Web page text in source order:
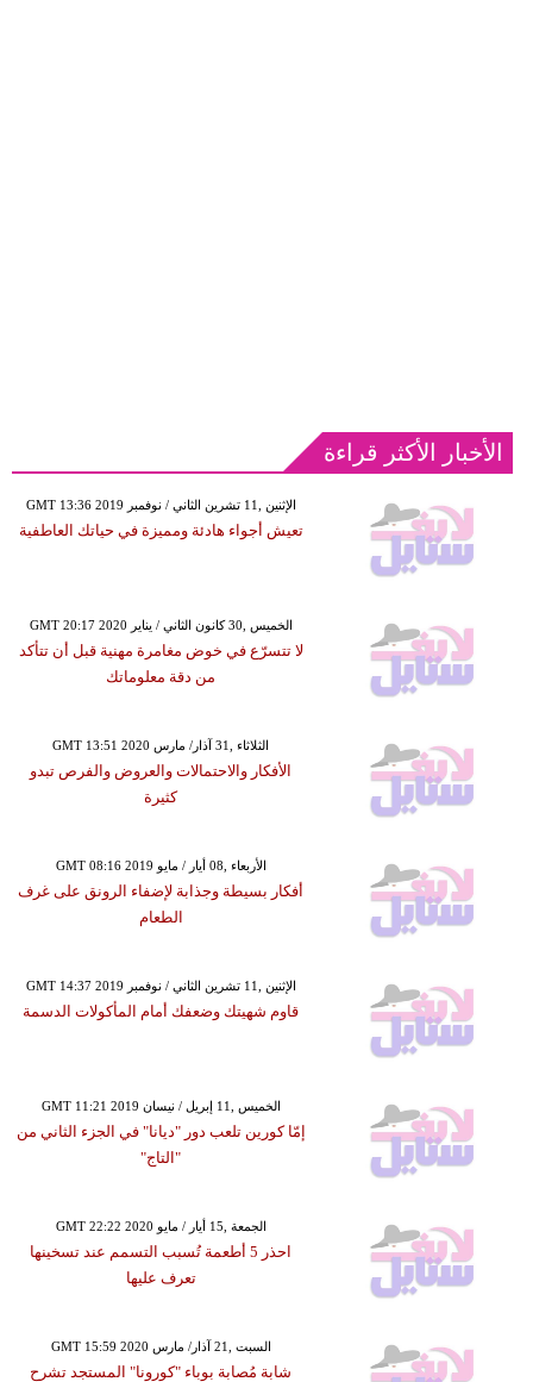
الأخبار الأكثر قراءة
GMT 13:36 2019 الإثنين ,11 تشرين الثاني / نوفمبر
تعيش أجواء هادئة ومميزة في حياتك العاطفية
GMT 20:17 2020 الخميس ,30 كانون الثاني / يناير
لا تتسرّع في خوض مغامرة مهنية قبل أن تتأكد
من دقة معلوماتك
GMT 13:51 2020 الثلاثاء ,31 آذار/ مارس
الأفكار والاحتمالات والعروض والفرص تبدو
كثيرة
GMT 08:16 2019 الأربعاء ,08 أيار / مايو
أفكار بسيطة وجذابة لإضفاء الرونق على غرف
الطعام
GMT 14:37 2019 الإثنين ,11 تشرين الثاني / نوفمبر
قاوم شهيتك وضعفك أمام المأكولات الدسمة
GMT 11:21 2019 الخميس ,11 إبريل / نيسان
إمّا كورين تلعب دور "ديانا" في الجزء الثاني من
"التاج"
GMT 22:22 2020 الجمعة ,15 أيار / مايو
احذر 5 أطعمة تُسبب التسمم عند تسخينها
تعرف عليها
GMT 15:59 2020 السبت ,21 آذار/ مارس
شابة مُصابة بوباء "كورونا" المستجد تشرح